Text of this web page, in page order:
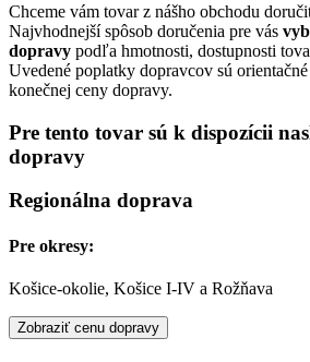
Chceme vám tovar z nášho obchodu
Najvhodnejší spôsob doručenia pre vás
dopravy podľa hmotnosti, dostupnosti
Uvedené poplatky dopravcov sú
konečnej ceny dopravy.
Pre tento tovar sú k dispozícii
dopravy
Regionálna doprava
Pre okresy:
Košice-okolie, Košice I-IV a Rožňava
Zobraziť cenu dopravy